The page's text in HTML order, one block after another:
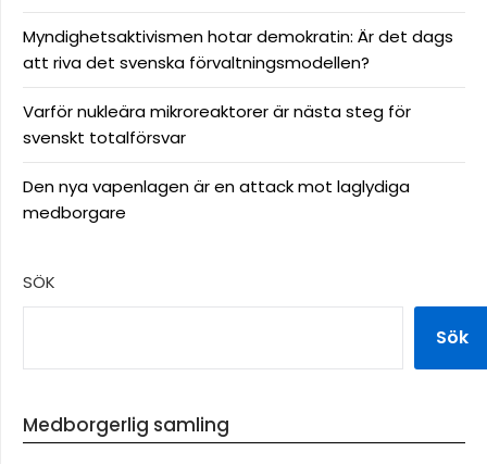
Myndighetsaktivismen hotar demokratin: Är det dags
att riva det svenska förvaltningsmodellen?
Varför nukleära mikroreaktorer är nästa steg för
svenskt totalförsvar
Den nya vapenlagen är en attack mot laglydiga
medborgare
SÖK
Sök
Medborgerlig samling